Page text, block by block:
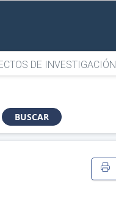
DE INVESTIGACIÓN
BUSCAR